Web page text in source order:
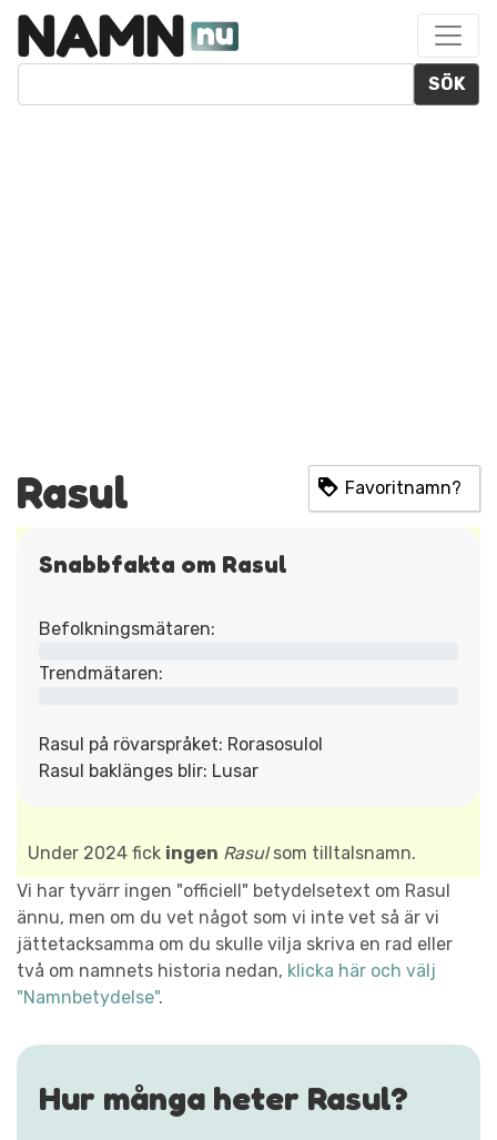
SÖK
Rasul Favoritnamn?
Snabbfakta om Rasul
Befolkningsmätaren:
Trendmätaren:
Rasul på rövarspråket: Rorasosulol
Rasul baklänges blir: Lusar
Under 2024 fick ingen Rasulsom tilltalsnamn.
Vi har tyvärr ingen "officiell" betydelsetext om Rasul
ännu, men om du vet något som vi inte vet så är vi
jättetacksamma om du skulle vilja skriva en rad eller
två om namnets historia nedan, klicka här och välj
"Namnbetydelse".
Hur många heter Rasul?